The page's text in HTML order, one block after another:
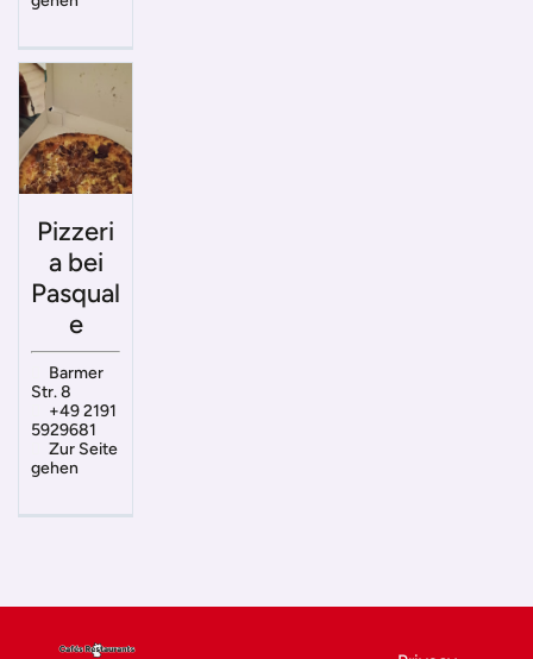
Pizzeri
a bei
Pasqual
e
Barmer
Str. 8
+49 2191
5929681
Zur Seite
gehen